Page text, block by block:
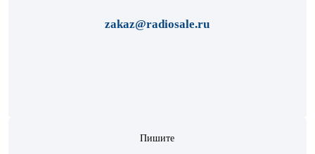
zakaz@radiosale.ru
Пишите